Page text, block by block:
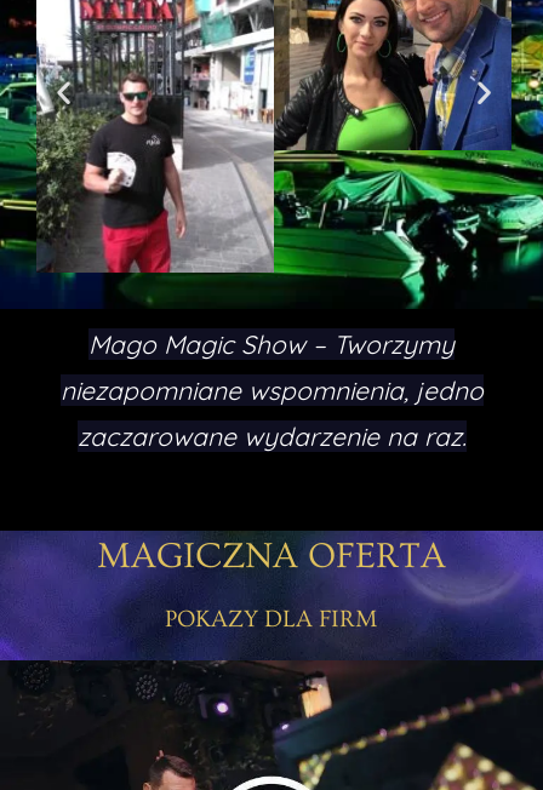
Mago Magic Show – Tworzymy
niezapomniane wspomnienia, jedno
zaczarowane wydarzenie na raz.
MAGICZNA OFERTA
POKAZY DLA FIRM